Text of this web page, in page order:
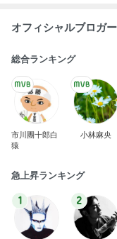
オフィシャルブロガ
総合ランキング
市川團十郎白
猿
小林麻央
急上昇ランキング
1 2